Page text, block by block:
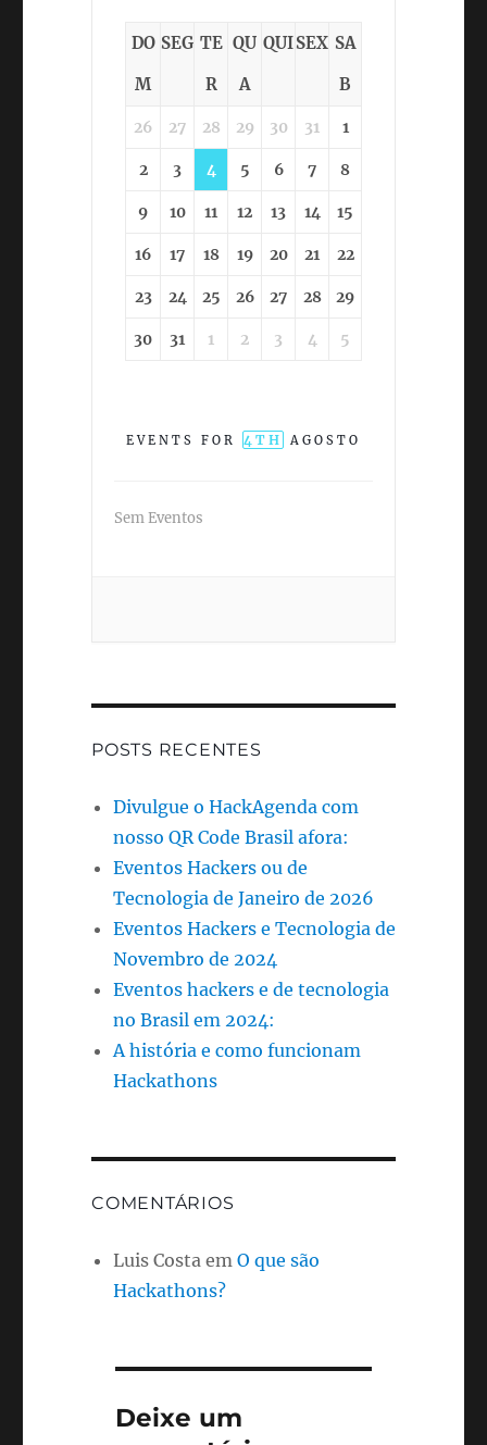
DO
M
SEG TE
R
QU
A
QUISEX SA
B
26 27 28 29 30 31 1
2 3 4 5 6 7 8
9 10 11 12 13 14 15
16 17 18 19 20 21 22
23 24 25 26 27 28 29
30 31 1 2 3 4 5
EVENTS FOR 4TH AGOSTO
Sem Eventos
POSTS RECENTES
Divulgue o HackAgenda com
nosso QR Code Brasil afora:
Eventos Hackers ou de
Tecnologia de Janeiro de 2026
Eventos Hackers e Tecnologia de
Novembro de 2024
Eventos hackers e de tecnologia
no Brasil em 2024:
A história e como funcionam
Hackathons
COMENTÁRIOS
Luis Costa em O que são
Hackathons?
Deixe um